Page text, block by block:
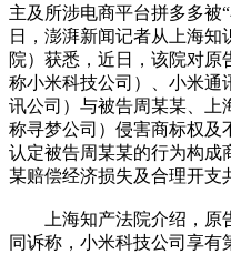
主及所涉电商平台拼多多被
日，澎湃新闻记者从上海
院）获悉，近日，该院对
称小米科技公司）、小米通
讯公司）与被告周某某、上
称寻梦公司）侵害商标权及
认定被告周某某的行为构成
某赔偿经济损失及合理开支
上海知产法院介绍，原
同诉称，小米科技公司享有